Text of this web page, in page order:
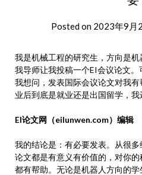
Posted on 2023年9月
我是机械工程的研究生，方向是
我导师让我投稿一个EI会议论文。
我想问，发表国际会议论文对我
业后到底是就业还是出国留学，我
EI论文网（eilunwen.com）编辑
我的结论是：有必要发表。从很
论文都是有意义有价值的，对你
都有帮助。无论是机器人方向的